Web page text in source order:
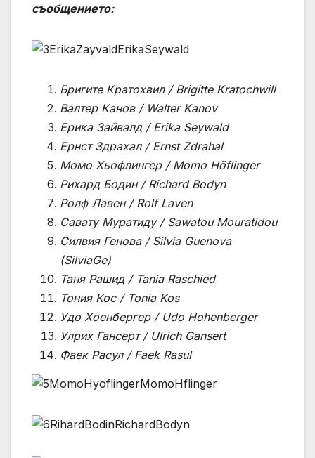
съобщението:
Бригите Кратохвил / Brigitte Kratochwill
Валтер Канов / Walter Kanov
Ерика Зайвалд / Erika Seywald
Ернст Здрахал / Ernst Zdrahal
Момо Хьофлингер / Momo Höflinger
Рихард Бодин / Richard Bodyn
Ролф Лавен / Rolf Laven
Савату Муратиду / Sawatou Mouratidou
Силвия Генова / Silvia Guenova
(SilviaGe)
Таня Рашид / Tania Raschied
Тония Кос / Tonia Kos
Удо Хоенбергер / Udo Hohenberger
Улрих Гансерт / Ulrich Gansert
Фаек Расул / Faek Rasul